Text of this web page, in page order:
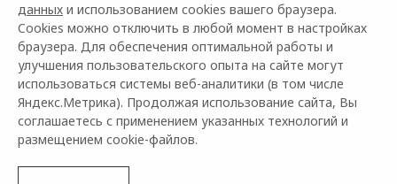
Горячая линия OMODA: +7 (3012) 37-44-44.
© 2026 БАЙКАЛ МОТОРС
данных и использованием cookies вашего браузера.
Cookies можно отключить в любой момент в настройках
браузера. Для обеспечения оптимальной работы и
улучшения пользовательского опыта на сайте могут
использоваться системы веб-аналитики (в том числе
Яндекс.Метрика). Продолжая использование сайта, Вы
соглашаетесь с применением указанных технологий и
размещением cookie-файлов.